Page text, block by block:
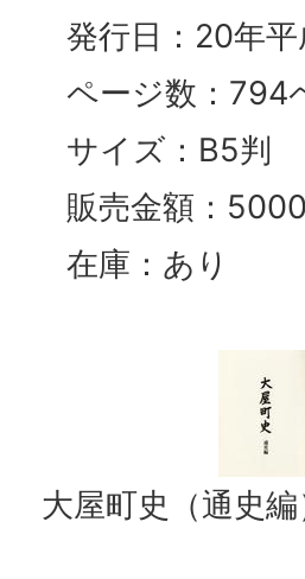
発行日：20年平
ページ数：794
サイズ：B5判
販売金額：
在庫：あり
大屋町史（